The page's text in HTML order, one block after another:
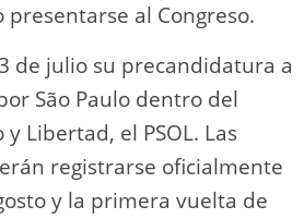
al Congreso.
de julio su precandidatura a
São Paulo dentro del
Libertad, el PSOL. Las
registrarse oficialmente
y la primera vuelta de